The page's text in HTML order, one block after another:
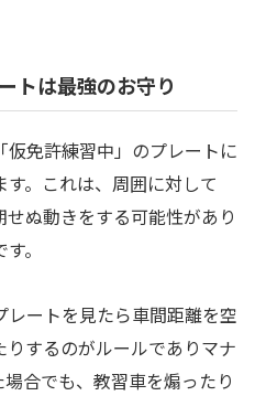
トは最強のお守り
免許練習中」のプレートに
。これは、周囲に対して
せぬ動きをする可能性があり
。
ートを見たら車間距離を空
するのがルールでありマナ
合でも、教習車を煽ったり